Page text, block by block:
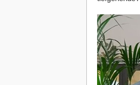
Die Vision
durch den
Ende des
"Bei Tao
nutzen",
Technology